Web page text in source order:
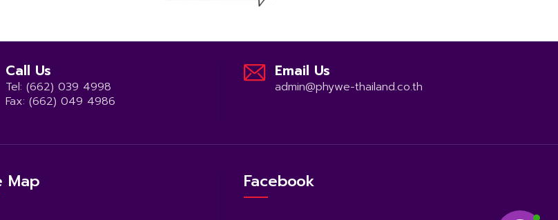
Call Us
Tel: (662) 039 4998
Fax: (662) 049 4986
Email Us
admin@phywe-thailand.co.th
Map Facebook